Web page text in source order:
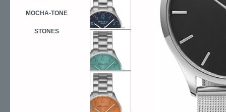
MOCHA-TONE
STONES